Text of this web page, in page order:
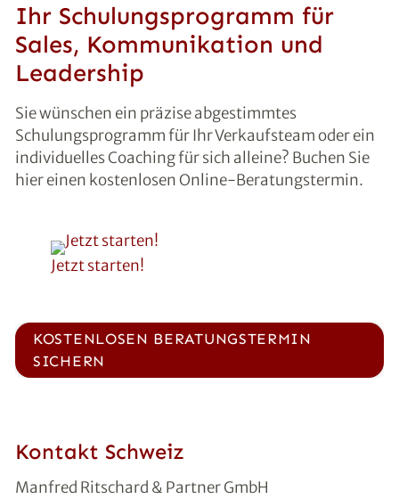
Ihr Schulungsprogramm für
Sales, Kommunikation und
Leadership
Sie wünschen ein präzise abgestimmtes
Schulungsprogramm für Ihr Verkaufsteam oder ein
individuelles Coaching für sich alleine? Buchen Sie
hier einen kostenlosen Online-Beratungstermin.
Jetzt starten!
KOSTENLOSEN BERATUNGSTERMIN
SICHERN
Kontakt Schweiz
Manfred Ritschard & Partner GmbH